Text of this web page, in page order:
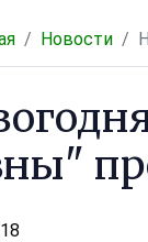
Новости